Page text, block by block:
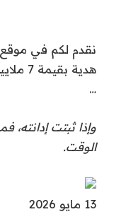
نقدم لكم في موقع
هدية بقيمة 7 ملايين دولار تقريبًا | أخبار السياسة
…
وإذا ثبتت
الوقت.
نُ
13 مايو 2026